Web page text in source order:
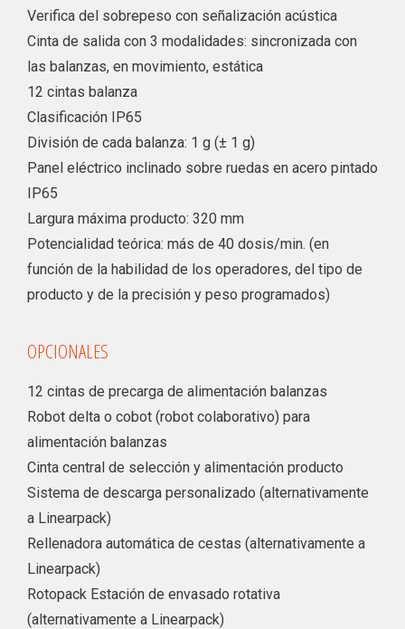
Verifica del sobrepeso con señalización acústica
Cinta de salida con 3 modalidades: sincronizada con
las balanzas, en movimiento, estática
12 cintas balanza
Clasificación IP65
División de cada balanza: 1 g (± 1 g)
Panel eléctrico inclinado sobre ruedas en acero pintado
IP65
Largura máxima producto: 320 mm
Potencialidad teórica: más de 40 dosis/min. (en
función de la habilidad de los operadores, del tipo de
producto y de la precisión y peso programados)
OPCIONALES
12 cintas de precarga de alimentación balanzas
Robot delta o cobot (robot colaborativo) para
alimentación balanzas
Cinta central de selección y alimentación producto
Sistema de descarga personalizado (alternativamente
a Linearpack)
Rellenadora automática de cestas (alternativamente a
Linearpack)
Rotopack Estación de envasado rotativa
(alternativamente a Linearpack)